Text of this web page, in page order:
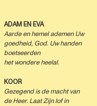
ADAM EN EVA
Aarde en hemelademen Uw
goedheid, God. Uw handen
boetseerden
het wondere heelal.
KOOR
Gezegend is de macht van
de Heer. Laat Zijn lof in